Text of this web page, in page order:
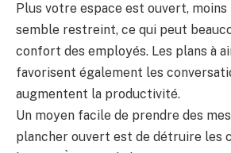
Plus votre espace est ouvert,
semble restreint, ce qui peut
confort des employés. Les plans à
favorisent également les
augmentent la productivité.
Un moyen facile de prendre des
plancher ouvert est de détruire les